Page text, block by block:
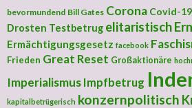
bevormundend Bill Gates Corona Covid-19
Drosten Testbetrug elitaristisch
Ermächtigungsgesetz facebook
Frieden Great Reset Großaktionäre
Imperialismus Impfbetrug
kapitalbetrügerisch konzernpolitisch